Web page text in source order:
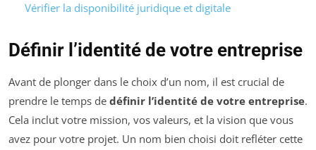
Vérifier la disponibilité juridique et digitale
Définir l’identité de votre entreprise
Avant de plonger dans le choix d’un nom, il est crucial de
prendre le temps de définir l’identité de votre entreprise.
Cela inclut votre mission, vos valeurs, et la vision que vous
avez pour votre projet. Un nom bien choisi doit refléter cette